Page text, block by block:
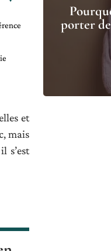
et
mais
s’est
porter